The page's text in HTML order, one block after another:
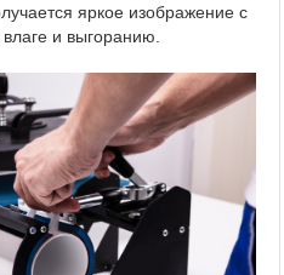
яркое изображение с
и выгоранию.